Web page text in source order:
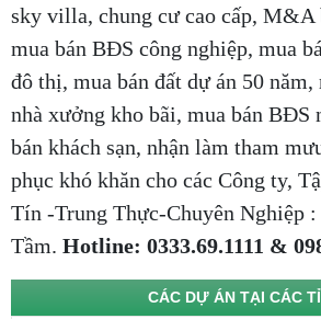
sky villa, chung cư cao cấp, M&A
mua bán BĐS công nghiệp, mua
đô thị, mua bán đất dự án 50 năm,
nhà xưởng kho bãi, mua bán BĐS
bán khách sạn, nhận làm tham
phục khó khăn cho các Công ty,
Tín -Trung Thực-Chuyên Nghiệp
Tầm. Hotline: 0333.69.1111 &
CÁC DỰ ÁN TẠI CÁC